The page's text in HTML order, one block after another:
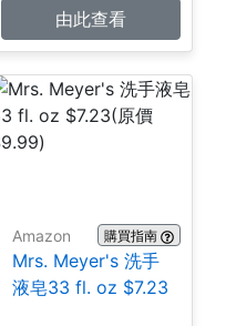
由此查看
Amazon 購買指南
Mrs. Meyer's 洗手
液皂33 fl. oz $7.23